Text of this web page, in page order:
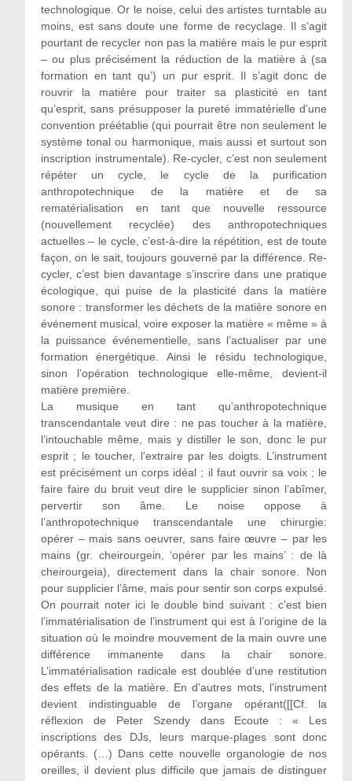
technologique. Or le noise, celui des artistes turntable au
moins, est sans doute une forme de recyclage. Il s’agit
pourtant de recycler non pas la matière mais le pur esprit
– ou plus précisément la réduction de la matière à (sa
formation en tant qu’) un pur esprit. Il s’agit donc de
rouvrir la matière pour traiter sa plasticité en tant
qu’esprit, sans présupposer la pureté immatérielle d’une
convention préétablie (qui pourrait être non seulement le
système tonal ou harmonique, mais aussi et surtout son
inscription instrumentale). Re-cycler, c’est non seulement
répéter un cycle, le cycle de la purification
anthropotechnique de la matière et de sa
rematérialisation en tant que nouvelle ressource
(nouvellement recyclée) des anthropotechniques
actuelles – le cycle, c’est-à-dire la répétition, est de toute
façon, on le sait, toujours gouverné par la différence. Re-
cycler, c’est bien davantage s’inscrire dans une pratique
écologique, qui puise de la plasticité dans la matière
sonore : transformer les déchets de la matière sonore en
événement musical, voire exposer la matière « même » à
la puissance événementielle, sans l’actualiser par une
formation énergétique. Ainsi le résidu technologique,
sinon l’opération technologique elle-même, devient-il
matière première.
La musique en tant qu’anthropotechnique
transcendantale veut dire : ne pas toucher à la matière,
l’intouchable même, mais y distiller le son, donc le pur
esprit ; le toucher, l’extraire par les doigts. L’instrument
est précisément un corps idéal ; il faut ouvrir sa voix ; le
faire faire du bruit veut dire le supplicier sinon l’abîmer,
pervertir son âme. Le noise oppose à
l’anthropotechnique transcendantale une chirurgie:
opérer – mais sans oeuvrer, sans faire œuvre – par les
mains (gr. cheirourgein, ‘opérer par les mains’ : de là
cheirourgeia), directement dans la chair sonore. Non
pour supplicier l’âme, mais pour sentir son corps expulsé.
On pourrait noter ici le double bind suivant : c’est bien
l’immatérialisation de l’instrument qui est à l’origine de la
situation où le moindre mouvement de la main ouvre une
différence immanente dans la chair sonore.
L’immatérialisation radicale est doublée d’une restitution
des effets de la matière. En d’autres mots, l’instrument
devient indistinguable de l’organe opérant([[Cf. la
réflexion de Peter Szendy dans Ecoute : « Les
inscriptions des DJs, leurs marque-plages sont donc
opérants. (…) Dans cette nouvelle organologie de nos
oreilles, il devient plus difficile que jamais de distinguer